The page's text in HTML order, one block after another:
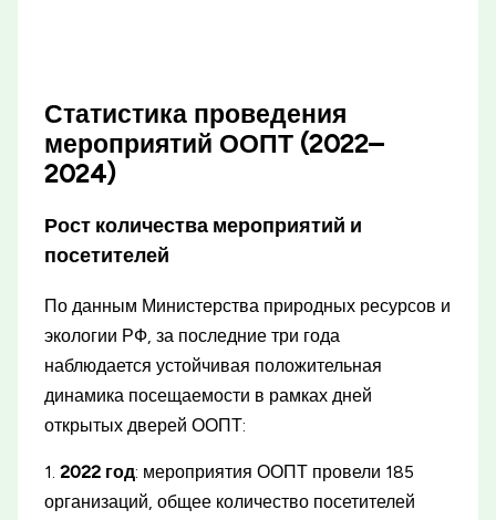
Статистика проведения
мероприятий ООПТ (2022–
2024)
Рост количества мероприятий и
посетителей
По данным Министерства природных ресурсов и
экологии РФ, за последние три года
наблюдается устойчивая положительная
динамика посещаемости в рамках дней
открытых дверей ООПТ:
1.2022 год: мероприятия ООПТ провели 185
организаций, общее количество посетителей